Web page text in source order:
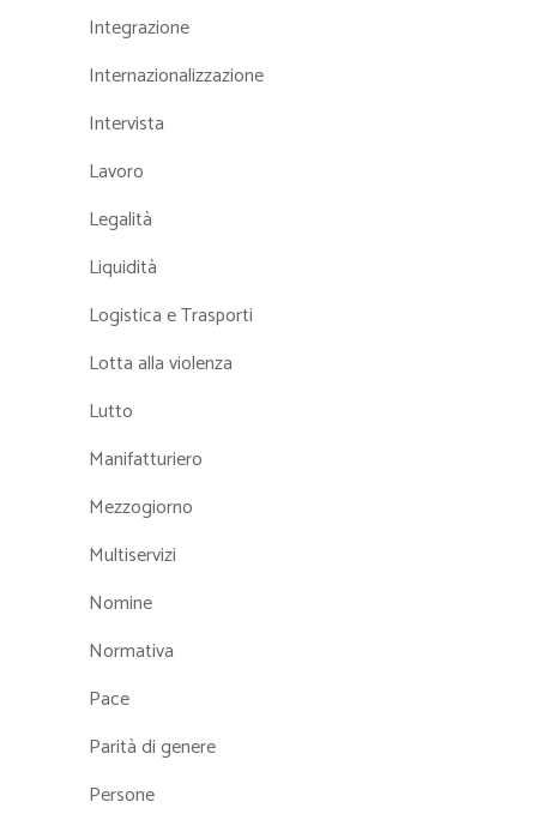
Integrazione
Internazionalizzazione
Intervista
Lavoro
Legalità
Liquidità
Logistica e Trasporti
Lotta alla violenza
Lutto
Manifatturiero
Mezzogiorno
Multiservizi
Nomine
Normativa
Pace
Parità di genere
Persone